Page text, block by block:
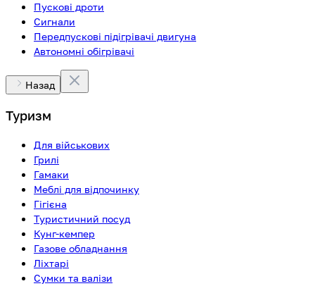
Пускові дроти
Сигнали
Передпускові підігрівачі двигуна
Автономні обігрівачі
Назад
Туризм
Для військових
Грилі
Гамаки
Меблі для відпочинку
Гігієна
Туристичний посуд
Кунг-кемпер
Газове обладнання
Ліхтарі
Сумки та валізи